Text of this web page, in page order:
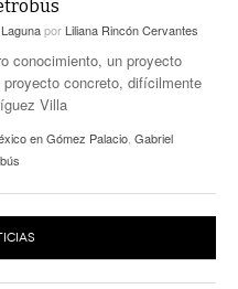
Lagunapor Liliana Rincón Cervantes
conocimiento, un proyecto
concreto, difícilmente
Villa
en Gómez Palacio Gabriel